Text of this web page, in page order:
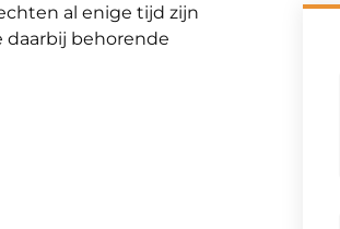
al enige tijd zijn
daarbij behorende